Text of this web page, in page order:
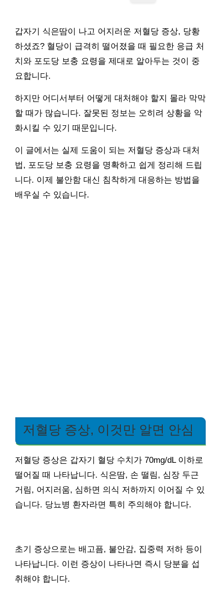
갑자기 식은땀이 나고 어지러운 저혈당 증상, 당황
하셨죠? 혈당이 급격히 떨어졌을 때 필요한 응급 처
치와 포도당 보충 요령을 제대로 알아두는 것이 중
요합니다.
하지만 어디서부터 어떻게 대처해야 할지 몰라 막막
할 때가 많습니다. 잘못된 정보는 오히려 상황을 악
화시킬 수 있기 때문입니다.
이 글에서는 실제 도움이 되는 저혈당 증상과 대처
법, 포도당 보충 요령을 명확하고 쉽게 정리해 드립
니다. 이제 불안함 대신 침착하게 대응하는 방법을
배우실 수 있습니다.
저혈당 증상, 이것만 알면 안심
저혈당 증상은 갑자기 혈당 수치가 70mg/dL 이하로
떨어질 때 나타납니다. 식은땀, 손 떨림, 심장 두근
거림, 어지러움, 심하면 의식 저하까지 이어질 수 있
습니다. 당뇨병 환자라면 특히 주의해야 합니다.
초기 증상으로는 배고픔, 불안감, 집중력 저하 등이
나타납니다. 이런 증상이 나타나면 즉시 당분을 섭
취해야 합니다.